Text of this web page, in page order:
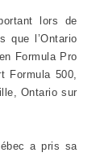
lors de
que l’Ontario
Formula Pro
Formula 500,
Ontario sur
a pris sa